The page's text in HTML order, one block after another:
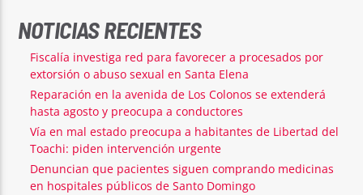
NOTICIAS RECIENTES
Fiscalía investiga red para favorecer a procesados por
extorsión o abuso sexual en Santa Elena
Reparación en la avenida de Los Colonos se extenderá
hasta agosto y preocupa a conductores
Vía en mal estado preocupa a habitantes de Libertad del
Toachi: piden intervención urgente
Denuncian que pacientes siguen comprando medicinas
en hospitales públicos de Santo Domingo